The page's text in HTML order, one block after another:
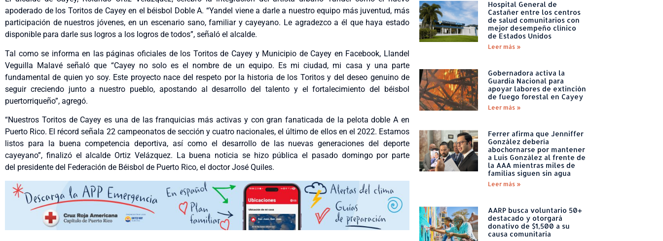
apoderado de los Toritos de Cayey en el béisbol Doble A. “Yandel viene a darle a nuestro equipo más juventud, más
participación de nuestros jóvenes, en un escenario sano, familiar y cayeyano. Le agradezco a él que haya estado
disponible para darle sus logros a los logros de todos”, señaló el alcalde.
Tal como se informa en las páginas oficiales de los Toritos de Cayey y Municipio de Cayey en Facebook, Llandel
Veguilla Malavé señaló que “Cayey no solo es el nombre de un equipo. Es mi ciudad, mi casa y una parte
fundamental de quien yo soy. Este proyecto nace del respeto por la historia de los Toritos y del deseo genuino de
seguir creciendo junto a nuestro pueblo, apostando al desarrollo del talento y el fortalecimiento del béisbol
puertorriqueño”, agregó.
“Nuestros Toritos de Cayey es una de las franquicias más activas y con gran fanaticada de la pelota doble A en
Puerto Rico. El récord señala 22 campeonatos de sección y cuatro nacionales, el último de ellos en el 2022. Estamos
listos para la buena competencia deportiva, así como el desarrollo de las nuevas generaciones del deporte
cayeyano”, finalizó el alcalde Ortiz Velázquez. La buena noticia se hizo pública el pasado domingo por parte
del presidente del Federación de Béisbol de Puerto Rico, el doctor José Quiles.
Hospital General de
Castañer entre los centros
de salud comunitarios con
mejor desempeño clínico
de Estados Unidos
Leer más »
Gobernadora activa la
Guardia Nacional para
apoyar labores de extinción
de fuego forestal en Cayey
Leer más »
Ferrer afirma que Jenniffer
González debería
abochornarse por mantener
a Luis González al frente de
la AAA mientras miles de
familias siguen sin agua
Leer más »
AARP busca voluntario 50+
destacado y otorgará
donativo de $1,500 a su
causa comunitaria